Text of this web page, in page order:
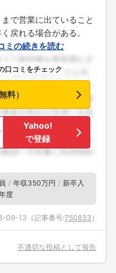
で営業に出ていること
戻れる場合がある。
ミの続きを読む
口コミをチェック
料）
Yahoo!
で登録
年収350万円
新卒入
度
09-13 （記事番号:750833 ）
不適切な投稿として報告